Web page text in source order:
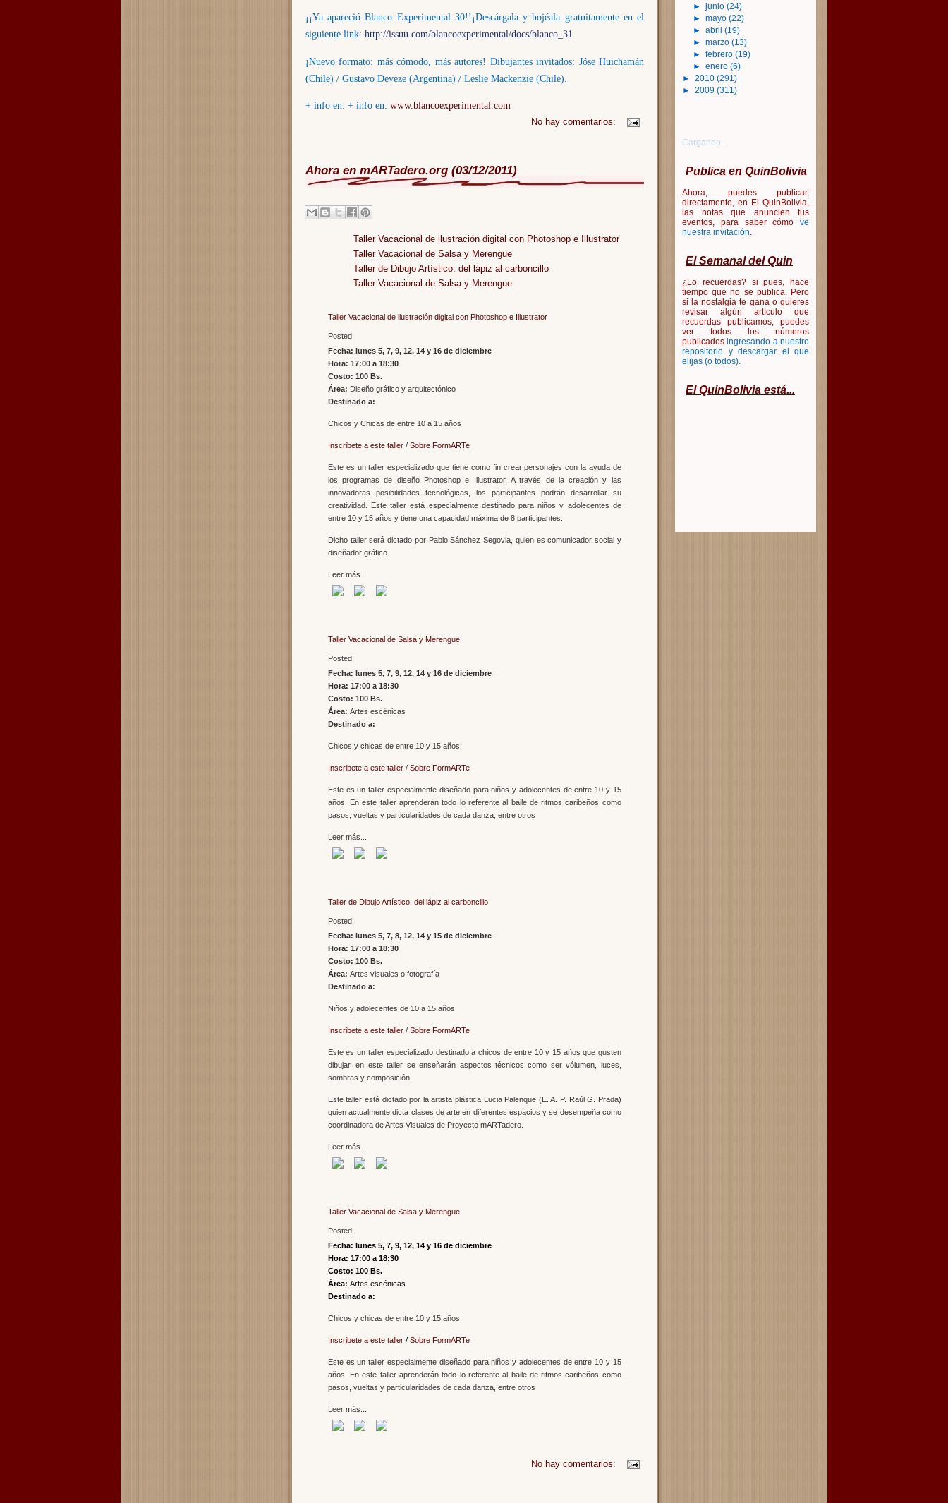
¡¡Ya apareció Blanco Experimental 30!!¡Descárgala y hojéala gratuitamente en el
siguiente link: http://issuu.com/blancoexperimental/docs/blanco_31
¡Nuevo formato: más cómodo, más autores! Dibujantes invitados: Jóse Huichamán
(Chile) / Gustavo Deveze (Argentina) / Leslie Mackenzie (Chile).
+ info en: + info en: www.blancoexperimental.com
No hay comentarios:
Ahora en mARTadero.org (03/12/2011)
Taller Vacacional de ilustración digital con Photoshop e Illustrator
Taller Vacacional de Salsa y Merengue
Taller de Dibujo Artístico: del lápiz al carboncillo
Taller Vacacional de Salsa y Merengue
Taller Vacacional de ilustración digital con Photoshop e Illustrator
Posted:
Fecha: lunes 5, 7, 9, 12, 14 y 16 de diciembre
Hora: 17:00 a 18:30
Costo: 100 Bs.
Área: Diseño gráfico y arquitectónico
Destinado a:
Chicos y Chicas de entre 10 a 15 años
Inscribete a este taller / Sobre FormARTe
Este es un taller especializado que tiene como fin crear personajes con la ayuda de
los programas de diseño Photoshop e Illustrator. A través de la creación y las
innovadoras posibilidades tecnológicas, los participantes podrán desarrollar su
creatividad. Este taller está especialmente destinado para niños y adolecentes de
entre 10 y 15 años y tiene una capacidad máxima de 8 participantes.
Dicho taller será dictado por Pablo Sánchez Segovia, quien es comunicador social y
diseñador gráfico.
Leer más...
Taller Vacacional de Salsa y Merengue
Posted:
Fecha: lunes 5, 7, 9, 12, 14 y 16 de diciembre
Hora: 17:00 a 18:30
Costo: 100 Bs.
Área: Artes escénicas
Destinado a:
Chicos y chicas de entre 10 y 15 años
Inscribete a este taller / Sobre FormARTe
Este es un taller especialmente diseñado para niños y adolecentes de entre 10 y 15
años. En este taller aprenderán todo lo referente al baile de ritmos caribeños como
pasos, vueltas y particularidades de cada danza, entre otros
Leer más...
Taller de Dibujo Artístico: del lápiz al carboncillo
Posted:
Fecha: lunes 5, 7, 8, 12, 14 y 15 de diciembre
Hora: 17:00 a 18:30
Costo: 100 Bs.
Área: Artes visuales o fotografía
Destinado a:
Niños y adolecentes de 10 a 15 años
Inscribete a este taller / Sobre FormARTe
Este es un taller especializado destinado a chicos de entre 10 y 15 años que gusten
dibujar, en este taller se enseñarán aspectos técnicos como ser vólumen, luces,
sombras y composición.
Este taller está dictado por la artista plástica Lucia Palenque (E. A. P. Raúl G. Prada)
quien actualmente dicta clases de arte en diferentes espacios y se desempeña como
coordinadora de Artes Visuales de Proyecto mARTadero.
Leer más...
Taller Vacacional de Salsa y Merengue
Posted:
Fecha: lunes 5, 7, 9, 12, 14 y 16 de diciembre
Hora: 17:00 a 18:30
Costo: 100 Bs.
Área: Artes escénicas
Destinado a:
Chicos y chicas de entre 10 y 15 años
Inscribete a este taller / Sobre FormARTe
Este es un taller especialmente diseñado para niños y adolecentes de entre 10 y 15
años. En este taller aprenderán todo lo referente al baile de ritmos caribeños como
pasos, vueltas y particularidades de cada danza, entre otros
Leer más...
No hay comentarios:
► junio (24)
► mayo (22)
► abril (19)
► marzo (13)
► febrero (19)
► enero (6)
► 2010 (291)
► 2009 (311)
Cargando...
Publica en QuinBolivia
Ahora, puedes publicar,
directamente, en El QuinBolivia,
las notas que anuncien tus
eventos, para saber cómo ve
nuestra invitación.
El Semanal del Quin
¿Lo recuerdas? si pues, hace
tiempo que no se publica. Pero
si la nostalgia te gana o quieres
revisar algún artículo que
recuerdas publicamos, puedes
ver todos los números
publicados ingresando a nuestro
repositorio y descargar el que
elijas (o todos).
El QuinBolivia está...